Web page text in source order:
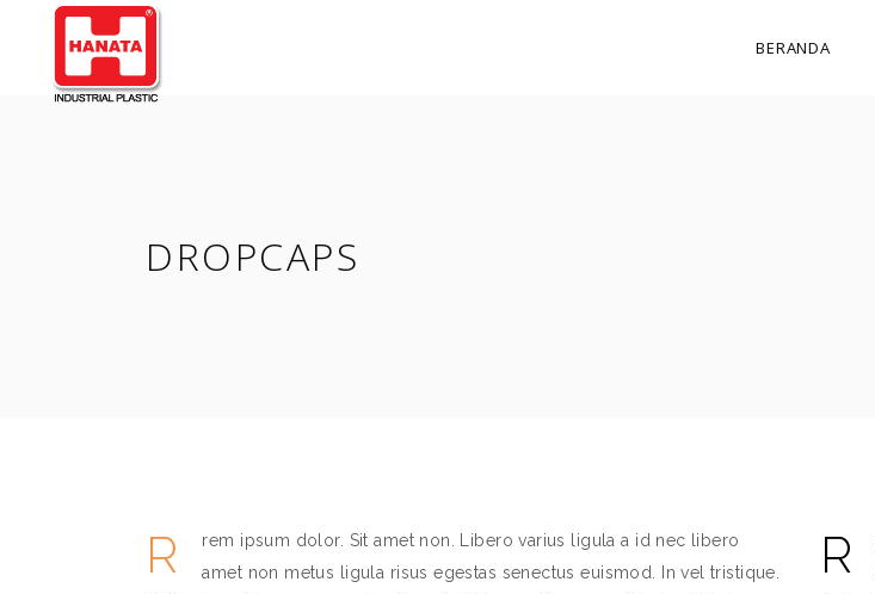
BERANDA
DROPCAPS
R
rem ipsum dolor. Sit amet non. Libero varius ligula a id nec libero
amet non metus ligula risus egestas senectus euismod. In vel tristique.
R